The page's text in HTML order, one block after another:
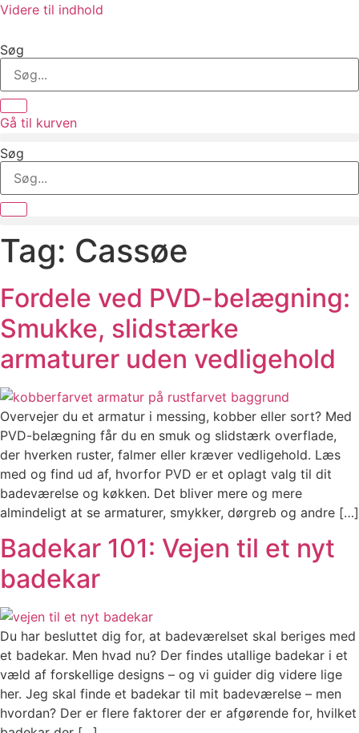
Videre til indhold
Søg
Gå til kurven
Søg
Tag: Cassøe
Fordele ved PVD-belægning:
Smukke, slidstærke
armaturer uden vedligehold
Overvejer du et armatur i messing, kobber eller sort? Med
PVD-belægning får du en smuk og slidstærk overflade,
der hverken ruster, falmer eller kræver vedligehold. Læs
med og find ud af, hvorfor PVD er et oplagt valg til dit
badeværelse og køkken. Det bliver mere og mere
almindeligt at se armaturer, smykker, dørgreb og andre […]
Badekar 101: Vejen til et nyt
badekar
Du har besluttet dig for, at badeværelset skal beriges med
et badekar. Men hvad nu? Der findes utallige badekar i et
væld af forskellige designs – og vi guider dig videre lige
her. Jeg skal finde et badekar til mit badeværelse – men
hvordan? Der er flere faktorer der er afgørende for, hvilket